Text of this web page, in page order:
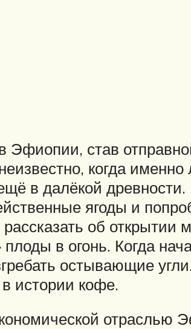
став
когда
в далёкой
ягоды и
об открытии
в огонь. Когда
остывающие
истории кофе.
отраслью